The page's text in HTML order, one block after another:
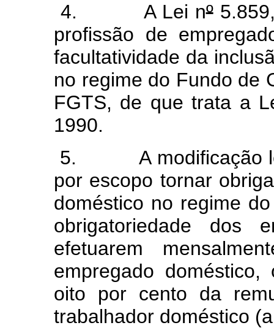
4. A Lei nº
profissão de
facultatividade da
no regime do Fundo de
FGTS, de que trata a
1990.
5. A modificação
por escopo tornar
doméstico no regime
obrigatoriedade dos
efetuarem
empregado
oito por cento da
trabalhador doméstico